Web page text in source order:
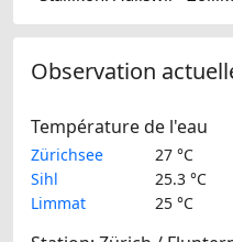
Observation
Température de l'eau
Zürichsee
27 °C
Sihl
25.3 °C
Limmat
25 °C